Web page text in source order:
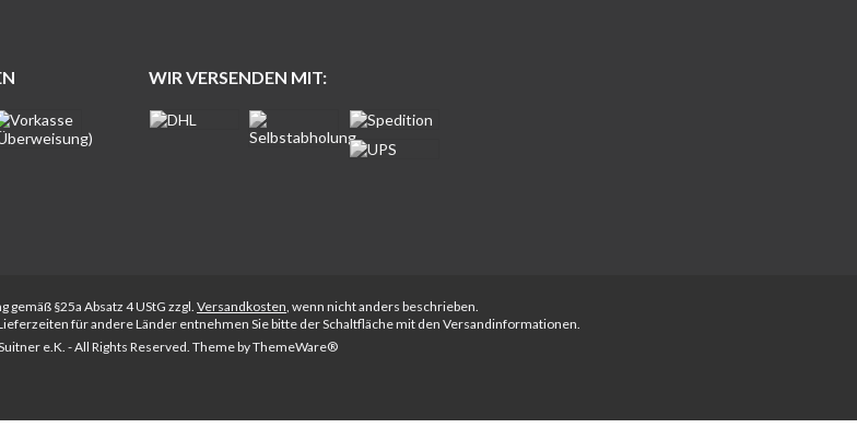
WIR VERSENDEN MIT:
§25a Absatz 4 UStG zzgl. Versandkosten, wenn nicht anders beschrieben.
für andere Länder entnehmen Sie bitte der Schaltfläche mit den Versandinformationen.
e.K. - All Rights Reserved. Theme byThemeWare®